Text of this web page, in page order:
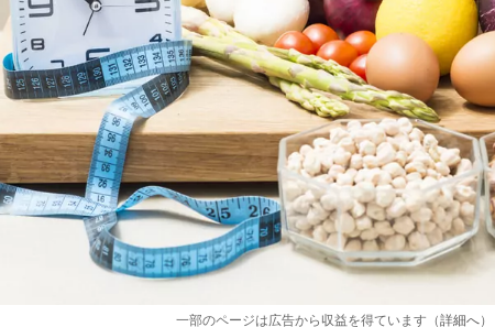
一部のページは広告から収益を得ています（詳細へ）